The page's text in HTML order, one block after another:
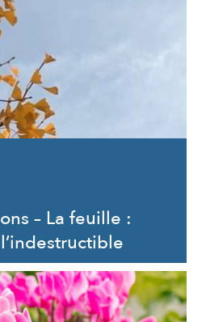
– La feuille :